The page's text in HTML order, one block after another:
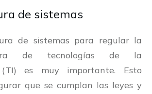
de sistemas
de sistemas para regular la
de tecnologías de la
(TI) es muy importante. Esto
que se cumplan las leyes y